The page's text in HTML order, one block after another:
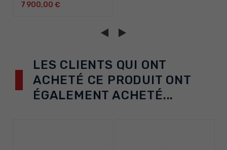
7 900,00 €
LES CLIENTS QUI ONT
ACHETÉ CE PRODUIT ONT
ÉGALEMENT ACHETÉ...